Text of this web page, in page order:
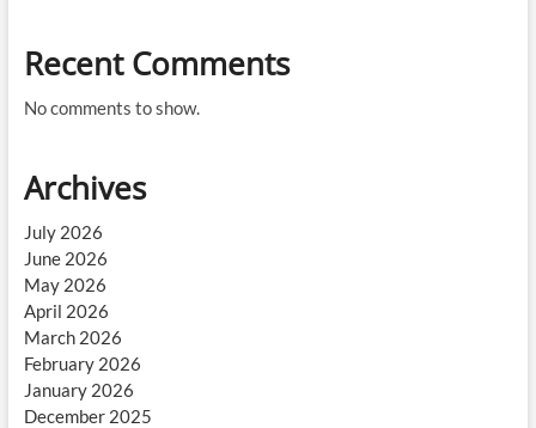
Recent Comments
No comments to show.
Archives
July 2026
June 2026
May 2026
April 2026
March 2026
February 2026
January 2026
December 2025